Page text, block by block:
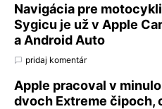
Navigácia pre
Sygicu je už v Apple
a Android Auto
pridaj komentár
Apple pracoval v
dvoch Extreme čipoch,